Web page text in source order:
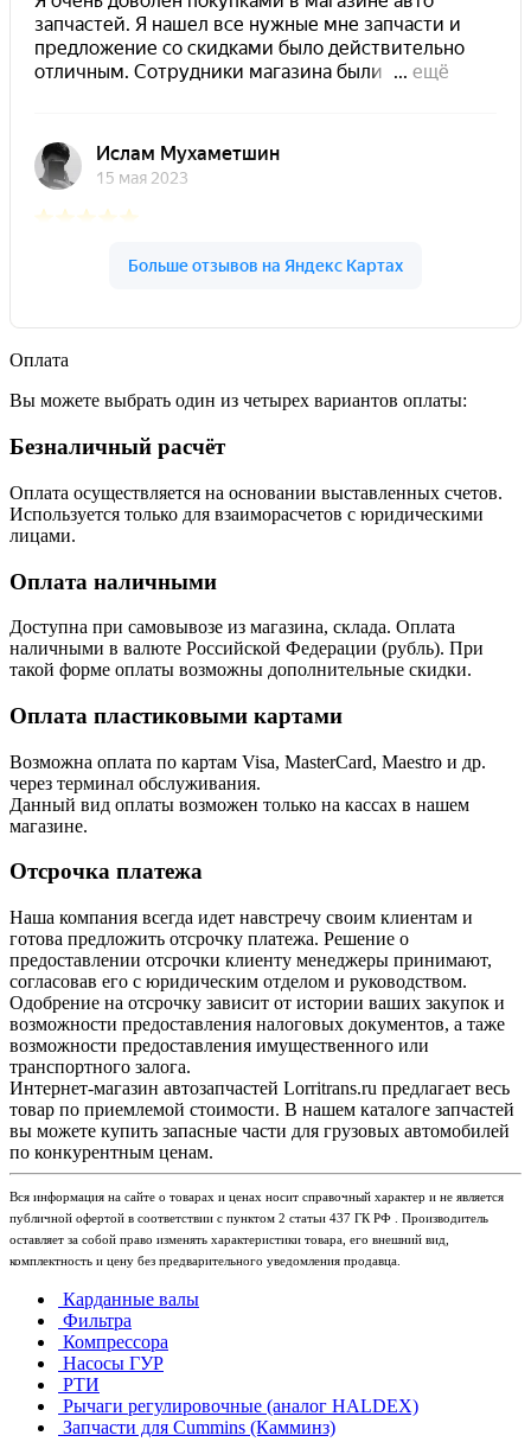
Оплата
Вы можете выбрать один из четырех вариантов оплаты:
Безналичный расчёт
Оплата осуществляется на основании выставленных счетов.
Используется только для взаиморасчетов с юридическими
лицами.
Оплата наличными
Доступна при самовывозе из магазина, склада. Оплата
наличными в валюте Российской Федерации (рубль). При
такой форме оплаты возможны дополнительные скидки.
Оплата пластиковыми картами
Возможна оплата по картам Visa, MasterCard, Maestro и др.
через терминал обслуживания.
Данный вид оплаты возможен только на кассах в нашем
магазине.
Отсрочка платежа
Наша компания всегда идет навстречу своим клиентам и
готова предложить отсрочку платежа. Решение о
предоставлении отсрочки клиенту менеджеры принимают,
согласовав его с юридическим отделом и руководством.
Одобрение на отсрочку зависит от истории ваших закупок и
возможности предоставления налоговых документов, а таже
возможности предоставления имущественного или
транспортного залога.
Интернет-магазин автозапчастей Lorritrans.ru предлагает весь
товар по приемлемой стоимости. В нашем каталоге запчастей
вы можете купить запасные части для грузовых автомобилей
по конкурентным ценам.
Вся информация на сайте о товарах и ценах носит справочный характер и не является
публичной офертой в соответствии с пунктом 2 статьи 437 ГК РФ . Производитель
оставляет за собой право изменять характеристики товара, его внешний вид,
комплектность и цену без предварительного уведомления продавца.
Карданные валы
Фильтра
Компрессора
Насосы ГУР
РТИ
Рычаги регулировочные (аналог HALDEX)
Запчасти для Cummins (Камминз)